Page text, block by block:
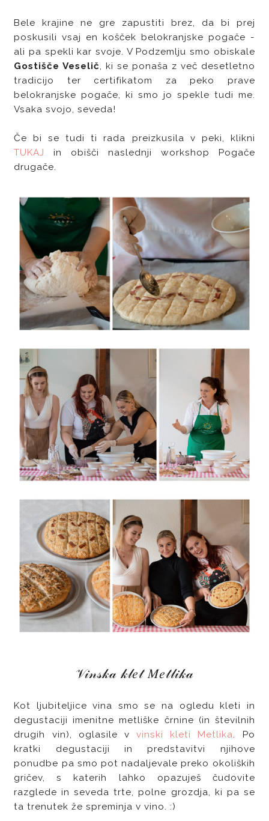
Bele krajine ne gre zapustiti brez, da bi prej
poskusili vsaj en košček belokranjske pogače -
ali pa spekli kar svoje. V Podzemlju smo obiskale
Gostišče Veselič, ki se ponaša z več desetletno
tradicijo ter certifikatom za peko prave
belokranjske pogače, ki smo jo spekle tudi me.
Vsaka svojo, seveda!
Če bi se tudi ti rada preizkusila v peki, klikni
TUKAJin obišči naslednji workshop Pogače
drugače.
𝒱𝒾𝓃𝓈𝓀𝒶 𝓀𝓁𝑒𝓉 𝑀𝑒𝓉𝓁𝒾𝓀𝒶
Kot ljubiteljice vina smo se na ogledu kleti in
degustaciji imenitne metliške črnine (in številnih
drugih vin), oglasile vvinski kleti Metlika. Po
kratki degustaciji in predstavitvi njihove
ponudbe pa smo pot nadaljevale preko okoliških
gričev, s katerih lahko opazuješ čudovite
razglede in seveda trte, polne grozdja, ki pa se
ta trenutek že spreminja v vino. :)